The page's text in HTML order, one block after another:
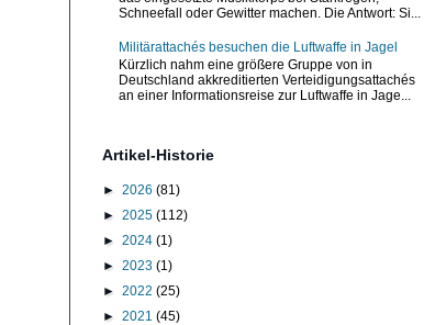
Schneefall oder Gewitter machen. Die Antwort: Si...
Militärattachés besuchen die Luftwaffe in Jagel
Kürzlich nahm eine größere Gruppe von in
Deutschland akkreditierten Verteidigungsattachés
an einer Informationsreise zur Luftwaffe in Jage...
Artikel-Historie
► 2026 (81)
► 2025 (112)
► 2024 (1)
► 2023 (1)
► 2022 (25)
► 2021 (45)